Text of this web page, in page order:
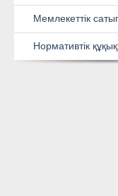
Фотокөрме
Мақалалар